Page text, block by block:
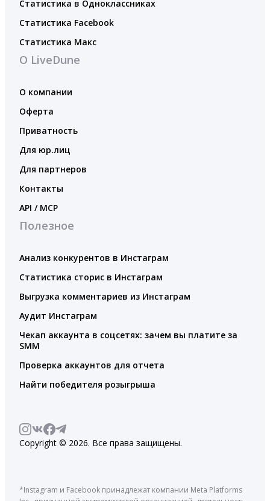
Статистика в Одноклассниках
Статистика Facebook
Статистика Макс
О LiveDune
О компании
Оферта
Приватность
Для юр.лиц
Для партнеров
Контакты
API / MCP
Полезное
Анализ конкурентов в Инстаграм
Статистика сторис в Инстаграм
Выгрузка комментариев из Инстаграм
Аудит Инстаграм
Чекап аккаунта в соцсетях: зачем вы платите за
SMM
Проверка аккаунтов для отчета
Найти победителя розыгрыша
Copyright © 2026. Все права защищены.
*Instagram и Facebook принадлежат компании Meta Platforms